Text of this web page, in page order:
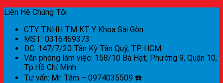
Liên Hệ Chúng Tôi
CTY TNHH TM KT Y Khoa Sài Gòn
MST: 0316469373
ĐC: 147/7/20 Tân Kỳ Tân Quý, TP. HCM
Văn phòng làm việc: 158/10 Bà Hạt, Phường 9, Quận 10,
Tp.Hồ Chí Minh
Tư vấn: Mr. Tâm – 0974035509 ☎️